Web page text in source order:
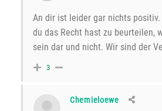
An dir ist leider gar nichts
du das Recht hast zu beurteilen,
sein dar und nicht. Wir sind der
3
Chemieloewe